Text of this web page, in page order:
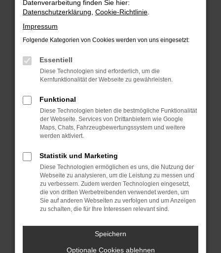
Internetverbindung.
Laden andere Webseiten, zum Beispiel deine
Suchmaschine?
Prüfe deine Browsererweiterungen.
können das Laden bestimmter Seiten
verhindern. Funktioniert die Seite in einem
anderen Browser oder in einem privaten
Starte dein Gerät neu.
Das kann manchmal helfen, vorübergehende
Probleme zu beheben.
Betriebssystem auf dem neuesten Stand
sind.
Veraltete Software birgt nicht nur ein
Sicherheitsrisiko, sondern kann auch dazu
führen, dass bestimmte Funktionen nicht mehr
unterstützt werden.
Wende dich an den Webseitenbetreiber.
Wenn du alle oben genannten Schritte versucht
hast, kontaktiere uns bitte. Wir werden
Datenverarbeitung finden Sie hier:
Datenschutzerklärung Cookie-Richtlinie
Impressum
Folgende Kategorien von Cookies werden von uns eingesetzt:
Essentiell
Diese Technologien sind erforderlich, um die
Kernfunktionalität der Webseite zu gewährleisten.
Funktional
Diese Technologien bieten die bestmögliche Funktionalität
der Webseite. Services von Drittanbietern wie Google
Maps, Chats, Fahrzeugbewertungssystem und weitere
werden aktiviert.
Statistik und Marketing
Diese Technologien ermöglichen es uns, die Nutzung der
Webseite zu analysieren, um die Leistung zu messen und
zu verbessern. Zudem werden Technologien eingesetzt,
die von dritten Werbetreibenden verwendet werden, um
Sie auf anderen Webseiten zu verfolgen und um Anzeigen
zu schalten, die für Ihre Interessen relevant sind.
Speichern
Optionale Cookies ablehnen